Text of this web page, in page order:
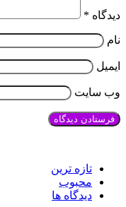
دیدگاه *
نام
ایمیل
وب‌ سایت
تازه ترین
محبوب
دیدگاه ها